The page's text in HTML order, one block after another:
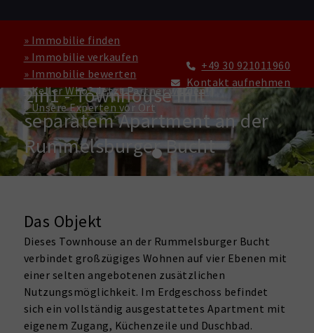
» Immobilie finden
» Immobilie verkaufen
» Immobilie bewerten
» Keller Who? Jetzt Partner werden!
» Unsere Experten vor Ort
+49 30 921011960
Kontakt aufnehmen
HAUS ZU KAUFEN IN BERLIN
2in1 - Townhouse mit
separatem Apartment an der
Rummelsburger Bucht
Das Objekt
Dieses Townhouse an der Rummelsburger Bucht
verbindet großzügiges Wohnen auf vier Ebenen mit
einer selten angebotenen zusätzlichen
Nutzungsmöglichkeit. Im Erdgeschoss befindet
sich ein vollständig ausgestattetes Apartment mit
eigenem Zugang, Küchenzeile und Duschbad.